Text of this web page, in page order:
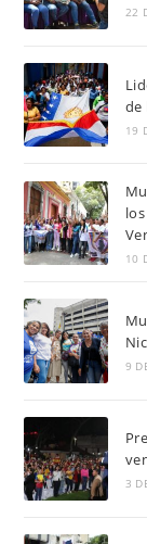
22
de
19
10
9
3